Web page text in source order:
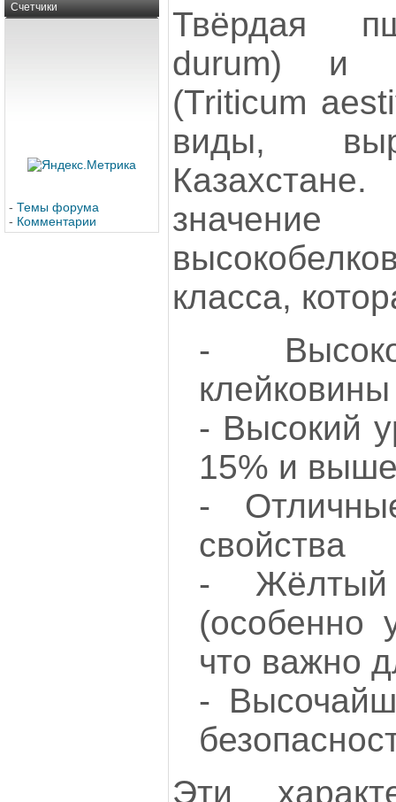
Счетчики
- Темы форума
- Комментарии
Твёрдая
durum) и
(Triticum
виды,
значение
класса,
-
- Высокий
15% и
-
свойства
- Жёлтый
(особенно
что важно
-
Эти